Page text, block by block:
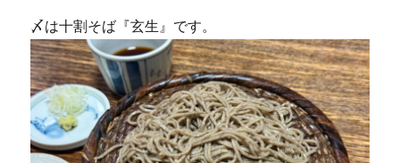
〆は十割そば『玄生』です。